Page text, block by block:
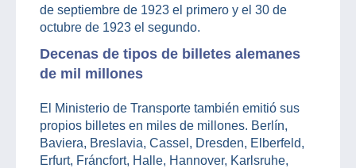
de septiembre de 1923 el primero y el 30 de
octubre de 1923 el segundo.
Decenas de tipos de billetes alemanes
de mil millones
El Ministerio de Transporte también emitió sus
propios billetes en miles de millones. Berlín,
Baviera, Breslavia, Cassel, Dresden, Elberfeld,
Erfurt, Fráncfort, Halle, Hannover, Karlsruhe,